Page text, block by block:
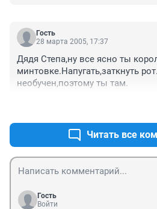
Гость
28 марта 2005, 17:37
Дядя Степа,ну все ясно ты
минтовке.Напугать,заткнуть
необучен,поэтому ты там.
Читать все
Гость
Войти